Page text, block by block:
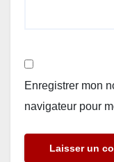
Enregistrer mon
navigateur pour